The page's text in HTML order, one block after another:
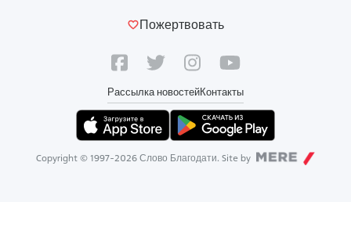
Пожертвовать
Рассылка новостейКонтакты
Copyright © 1997-2026 Слово Благодати. Site by